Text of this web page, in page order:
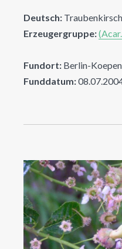
Deutsch:
Erzeugergruppe:
Fundort: Berlin-
Funddatum: